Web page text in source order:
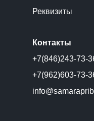
Реквизиты
Контакты
+7(846)243-73-
+7(962)603-73-